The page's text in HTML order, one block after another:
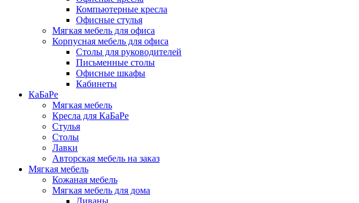
Компьютерные кресла
Офисные стулья
Мягкая мебель для офиса
Корпусная мебель для офиса
Столы для руководителей
Письменные столы
Офисные шкафы
Кабинеты
КаБаРе
Мягкая мебель
Кресла для КаБаРе
Стулья
Столы
Лавки
Авторская мебель на заказ
Мягкая мебель
Кожаная мебель
Мягкая мебель для дома
Диваны